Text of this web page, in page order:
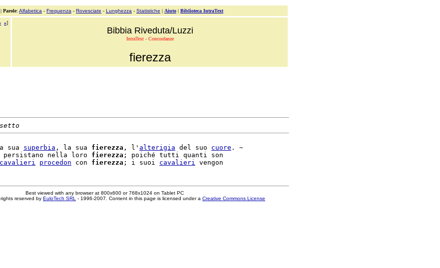
Parole: Alfabetica - Frequenza - Rovesciate - Lunghezza - Statistiche | Aiuto | Biblioteca IntraText
»]
Bibbia Riveduta/Luzzi
IntraText - Concordanze
fierezza
sua superbia , la sua fierezza , l' alterigia del suo cuore . ~
persistano nella loro fierezza ; poiché tutti quanti son
cavalieri procedon con fierezza ; i suoi cavalieri
Best viewed with any browser at 800x600 or 768x1024 on Tablet PC
reserved by EuloTech SRL - 1996-2007. Content in this page is licensed under a Creative Commons License